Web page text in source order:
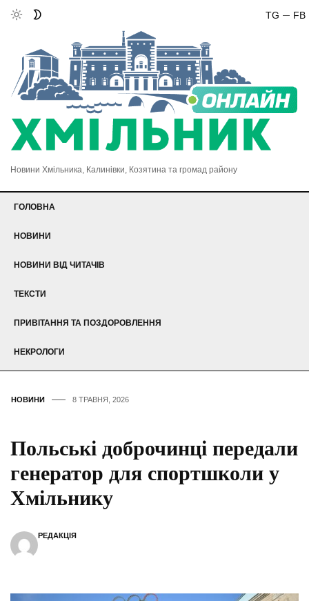
FB
TG
Новини Хмільника, Калинівки, Козятина та громад району
ГОЛОВНА
НОВИНИ
НОВИНИ ВІД ЧИТАЧІВ
ТЕКСТИ
ПРИВІТАННЯ ТА ПОЗДОРОВЛЕННЯ
НЕКРОЛОГИ
НОВИНИ 8 ТРАВНЯ, 2026
Польські доброчинці передали
генератор для спортшколи у
Хмільнику
РЕДАКЦІЯ